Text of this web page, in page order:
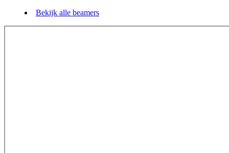
Bekijk alle beamers